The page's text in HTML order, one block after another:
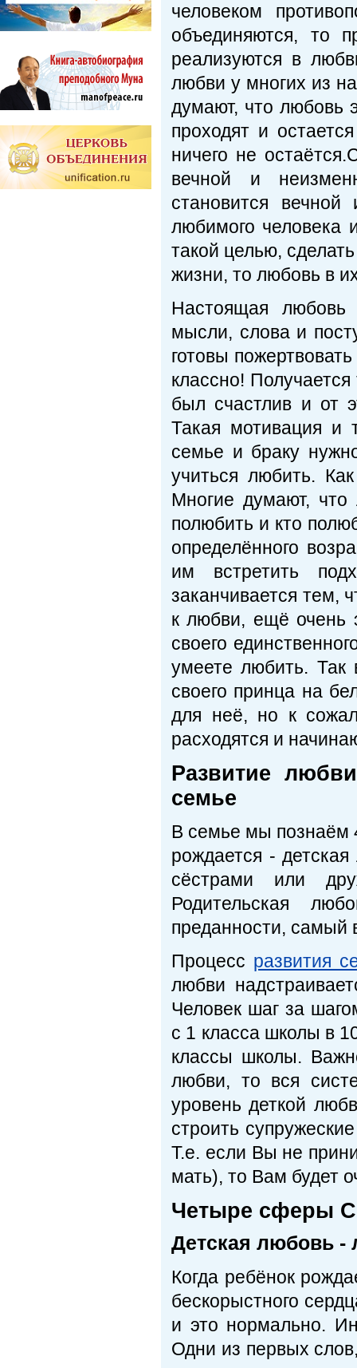
человеком
объединяются, то
реализуются в
любви у многих из
думают, что любовь
проходят и
ничего не
вечной и
становится
любимого человека
такой целью,
жизни, то любовь в
Настоящая
мысли, слова и
готовы
классно!
был счастлив и от
Такая мотивация и
семье и браку
учиться любить.
Многие думают, что
полюбить и кто
определённого
им встретить
заканчивается тем,
к любви, ещё очень
своего
умеете любить. Так
своего принца на
для неё, но к
расходятся и
Развитие
семье
В семье мы познаём
рождается -
сёстрами или
Родительская
преданности, самый
Процесс развития
любви
Человек шаг за
с 1 класса школы в
классы школы.
любви, то вся
уровень деткой
строить
Т.е. если Вы не
мать), то Вам будет
Четыре сферы
Детская любовь
Когда ребёнок
бескорыстного
и это нормально.
Одни из первых